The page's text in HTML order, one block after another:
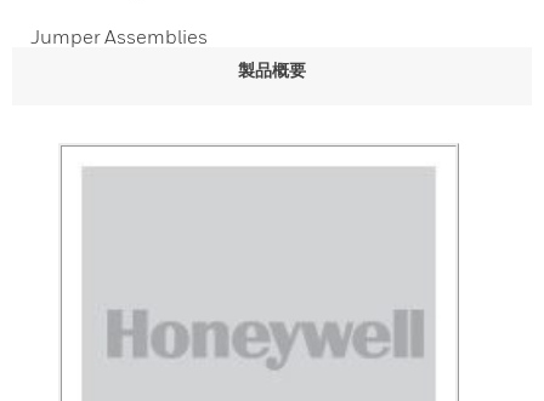
Jumper Assemblies
製品概要